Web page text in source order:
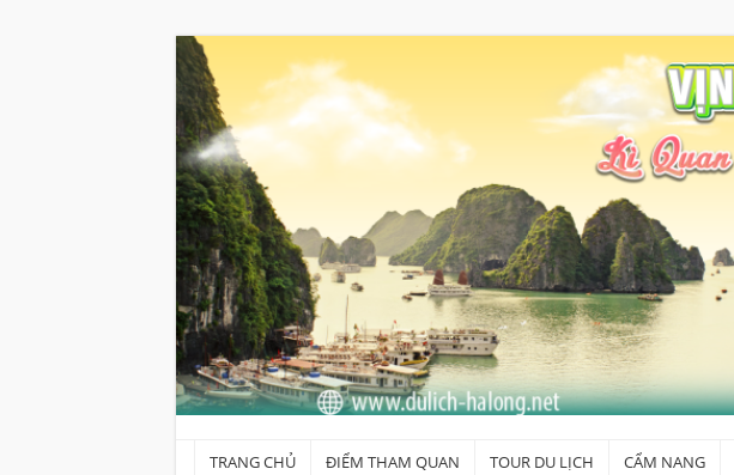
Skip
to
content
TRANG CHỦ ĐIỂM THAM QUAN TOUR DU LỊCH CẨM NANG